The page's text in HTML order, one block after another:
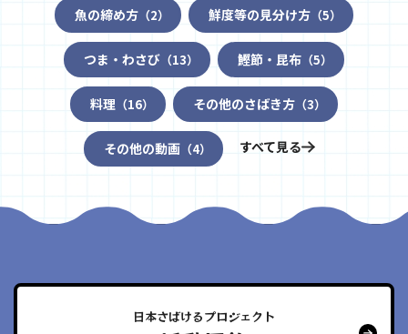
魚の締め方（2） 鮮度等の見分け方（5）
つま・わさび（13） 鰹節・昆布（5）
料理 （16） その他のさばき方（3）
その他の動画 （4） すべて見る
日本さばけるプロジェクト